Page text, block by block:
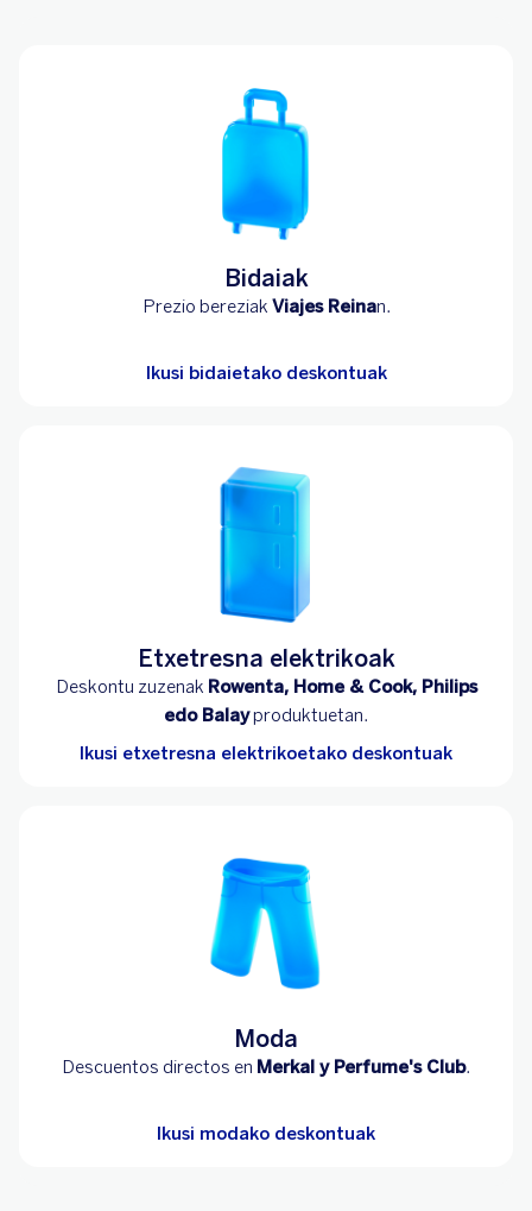
Bidaiak
Prezio bereziak Viajes Reinan.
Ikusi bidaietako deskontuak
Etxetresna elektrikoak
Deskontu zuzenak Rowenta, Home & Cook, Philips
edo Balayproduktuetan.
Ikusi etxetresna elektrikoetako deskontuak
Moda
Descuentos directos en Merkal y Perfume's Club.
Ikusi modako deskontuak